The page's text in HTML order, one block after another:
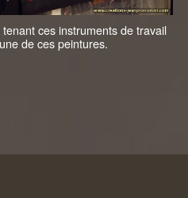
ces instruments de travail
de ces peintures.